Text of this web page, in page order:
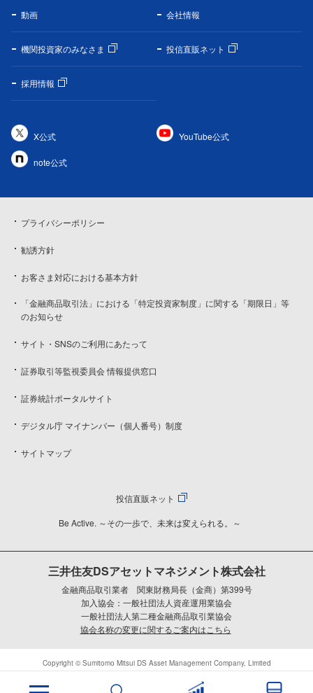
動画 会社情報
機関投資家のみなさま 投信直販ネット
採用情報
X公式 YouTube公式
note公式
プライバシーポリシー
勧誘方針
お客さま対応における基本方針
「金融商品取引法」における「特定投資家制度」に関する「期限日」等
のお知らせ
サイト・SNSのご利用にあたって
証券取引等監視委員会 情報提供窓口
証券統計ポータルサイト
デジタル庁 マイナンバー（個人番号）制度
サイトマップ
投信直販ネット
Be Active. ～その一歩で、未来は変えられる。～
三井住友DSアセットマネジメント株式会社
金融商品取引業者 関東財務局長（金商）第399号
加入協会：一般社団法人資産運用業協会
一般社団法人第二種金融商品取引業協会
協会名称の変更に関するご案内はこちら
Copyright © Sumitomo Mitsui DS Asset Management Company, Limited